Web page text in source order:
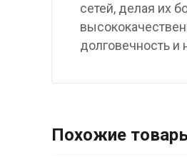
сетей, делая их
долговечность
Похожие